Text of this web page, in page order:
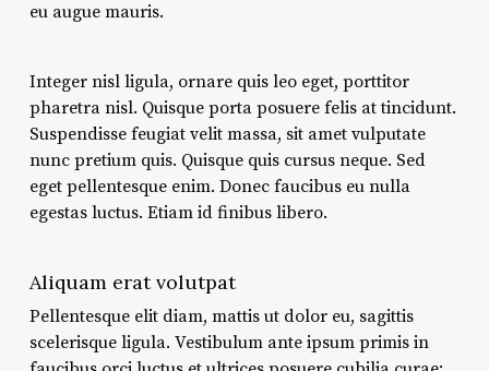
eu augue mauris.
Integer nisl ligula, ornare quis leo eget, porttitor
pharetra nisl. Quisque porta posuere felis at tincidunt.
Suspendisse feugiat velit massa, sit amet vulputate
nunc pretium quis. Quisque quis cursus neque. Sed
eget pellentesque enim. Donec faucibus eu nulla
egestas luctus. Etiam id finibus libero.
Aliquam erat volutpat
Pellentesque elit diam, mattis ut dolor eu, sagittis
scelerisque ligula. Vestibulum ante ipsum primis in